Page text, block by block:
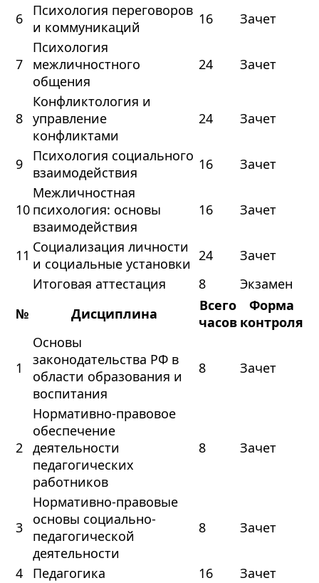
6
Психология переговоров
и коммуникаций
16 Зачет
7
Психология
межличностного
общения
24 Зачет
8
Конфликтология и
управление
конфликтами
24 Зачет
9
Психология социального
взаимодействия
16 Зачет
10
Межличностная
психология: основы
взаимодействия
16 Зачет
11 Социализация личности
и социальные установки 24
Зачет
Итоговая аттестация
8
Экзамен
№
Дисциплина
Всего
часов
Форма
контроля
1
Основы
законодательства РФ в
области образования и
воспитания
8 Зачет
2
Нормативно-правовое
обеспечение
деятельности
педагогических
работников
8 Зачет
3
Нормативно-правовые
основы социально-
педагогической
деятельности
8 Зачет
4 Педагогика 16
Зачет